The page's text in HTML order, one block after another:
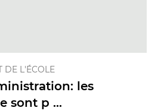
DE L'ÉCOLE
les
sont p ...